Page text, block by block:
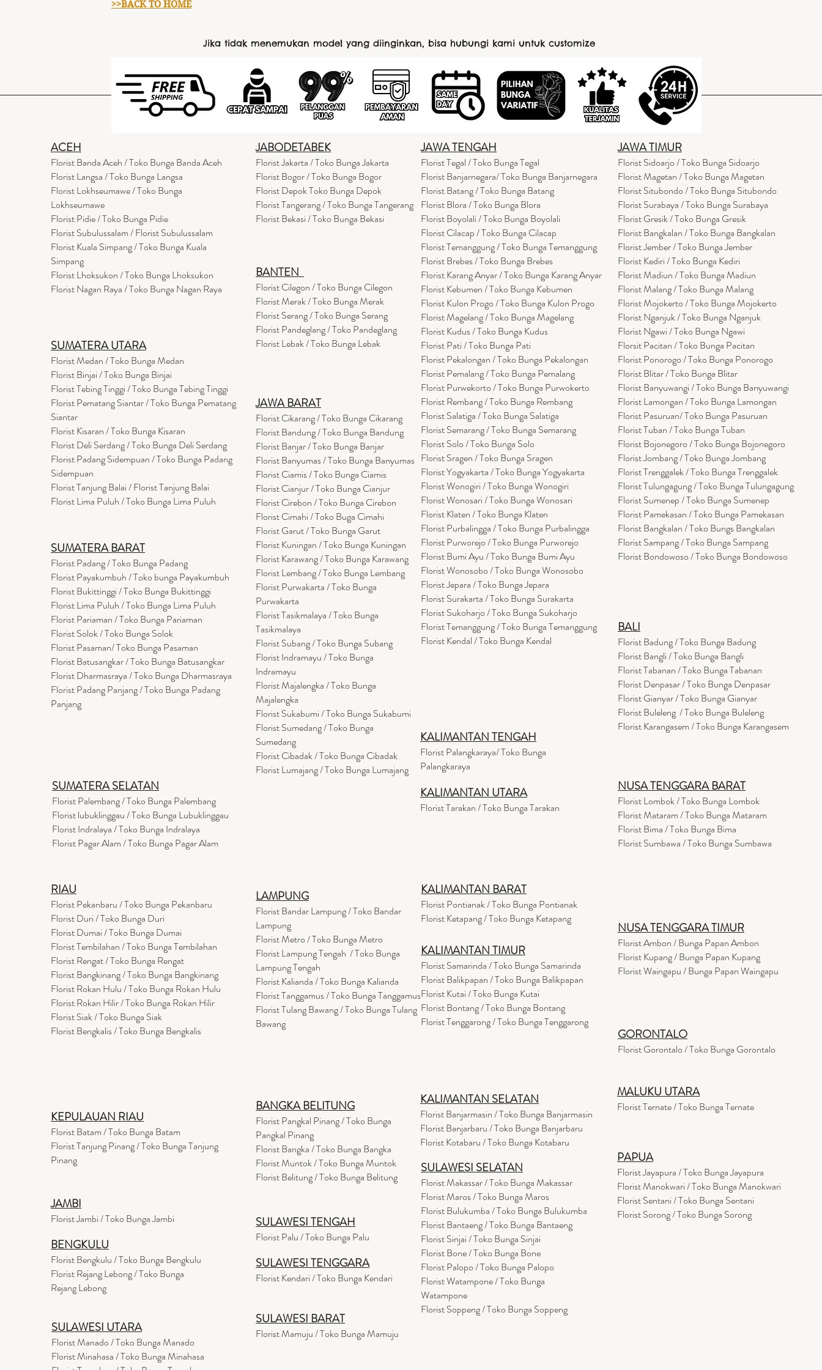
>>BACK TO HOME
Jika tidak menemukan model yang diinginkan, bisa hubungi kami untuk customize
ACEH
Florist Banda Aceh / Toko Bunga Banda Aceh
Florist Langsa / Toko Bunga Langsa
Florist Lokhseumawe / Toko Bunga
Lokhseumawe
Florist Pidie / Toko Bunga Pidie
Florist Subulussalam / Florist Subulussalam
Florist Kuala Simpang / Toko Bunga Kuala
Simpang
Florist Lhoksukon / Toko Bunga Lhoksukon
Florist Nagan Raya / Toko Bunga Nagan Raya
SUMATERA UTARA
Florist Medan / Toko Bunga Medan
Florist Binjai / Toko Bunga Binjai
Florist Tebing Tinggi / Toko Bunga Tebing Tinggi
Florist Pematang Siantar / Toko Bunga Pematang
Siantar
Florist Kisaran / Toko Bunga Kisaran
Florist Deli Serdang / Toko Bunga Deli Serdang
Florist Padang Sidempuan / Toko Bunga Padang
Sidempuan
Florist Tanjung Balai / Florist Tanjung Balai
Florist Lima Puluh / Toko Bunga Lima Puluh
SUMATERA BARAT
Florist Padang / Toko Bunga Padang
Florist Payakumbuh / Toko bunga Payakumbuh
Florist Bukittinggi / Toko Bunga Bukittinggi
Florist Lima Puluh / Toko Bunga Lima Puluh
Florist Pariaman / Toko Bunga Pariaman
Florist Solok / Toko Bunga Solok
Florist Pasaman/ Toko Bunga Pasaman
Florist Batusangkar / Toko Bunga Batusangkar
Florist Dharmasraya / Toko Bunga Dharmasraya
Florist Padang Panjang / Toko Bunga Padang
Panjang
SUMATERA SELATAN
Florist Palembang / Toko Bunga Palembang
Florist lubuklinggau / Toko Bunga Lubuklinggau
Florist Indralaya / Toko Bunga Indralaya
Florist Pagar Alam / Toko Bunga Pagar Alam
JABODETABEK
Florist Jakarta / Toko Bunga Jakarta
Florist Bogor / Toko Bunga Bogor
Florist Depok Toko Bunga Depok
Florist Tangerang / Toko Bunga Tangerang
Florist Bekasi / Toko Bunga Bekasi
BANTEN
Florist Cilegon / Toko Bunga Cilegon
Florist Merak / Toko Bunga Merak
Florist Serang / Toko Bunga Serang
Florist Pandeglang / Toko Pandeglang
Florist Lebak / Toko Bunga Lebak
JAWA BARAT
Florist Cikarang/ Toko Bunga Cikarang
Florist Bandung / Toko Bunga Bandung
Florist Banjar / Toko Bunga Banjar
Florist Banyumas / Toko Bunga Banyumas
Florist Ciamis / Toko Bunga Ciamis
Florist Cianjur / Toko Bunga Cianjur
Florist Cirebon / Toko Bunga Cirebon
Florist Cimahi / Toko Buga Cimahi
Florist Garut / Toko Bunga Garut
Florist Kuningan / Toko Bunga Kuningan
Florist Karawang / Toko Bunga Karawang
Florist Lembang / Toko Bunga Lembang
Florist Purwakarta / Toko Bunga
Purwakarta
Florist Tasikmalaya / Toko Bunga
Tasikmalaya
Florist Subang / Toko Bunga Subang
Florist Indramayu / Toko Bunga
Indramayu
Florist Majalengka / Toko Bunga
Majalengka
Florist Sukabumi / Toko Bunga Sukabumi
Florist Sumedang / Toko Bunga
Sumedang
Florist Cibadak / Toko Bunga Cibadak
Florist Lumajang / Toko Bunga Lumajang
JAWA TENGAH
Florist Tegal / Toko Bunga Tegal
Florist Banjarnegara/ Toko Bunga Banjarnegara
Florist Batang / Toko Bunga Batang
Florist Blora / Toko Bunga Blora
Florist Boyolali / Toko Bunga Boyolali
Florist Cilacap / Toko Bunga Cilacap
Florist Temanggung / Toko Bunga Temanggung
Florist Brebes / Toko Bunga Brebes
Florist Karang Anyar / Toko Bunga Karang Anyar
Florist Kebumen / Toko Bunga Kebumen
Florist Kulon Progo / Toko Bunga Kulon Progo
Florist Magelang / Toko Bunga Magelang
Florist Kudus / Toko Bunga Kudus
Florist Pati / Toko Bunga Pati
Florist Pekalongan / Toko Bunga Pekalongan
Florist Pemalang / Toko Bunga Pemalang
Florist Purwekorto / Toko Bunga Purwokerto
Florist Rembang / Toko Bunga Rembang
Florist Salatiga / Toko Bunga Salatiga
Florist Semarang / Toko Bunga Semarang
Florist Solo / Toko Bunga Solo
Florist Sragen / Toko Bunga Sragen
Florist Yogyakarta / Toko Bunga Yogyakarta
Florist Wonogiri / Toko Bunga Wonogiri
Florist Wonosari / Toko Bunga Wonosari
Florist Klaten / Toko Bunga Klaten
Florist Purbalingga / Toko Bunga Purbalingga
Florist Purworejo / Toko Bunga Purworejo
Florist Bumi Ayu / Toko Bunga Bumi Ayu
Florist Wonosobo / Toko Bunga Wonosobo
Florist Jepara / Toko Bunga Jepara
Florist Surakarta / Toko Bunga Surakarta
Florist Sukoharjo / Toko Bunga Sukoharjo
Florist Temanggung / Toko Bunga Temanggung
Florist Kendal / Toko Bunga Kendal
KALIMANTAN TENGAH
Florist Palangkaraya/ Toko Bunga
Palangkaraya
KALIMANTAN UTARA
Florist Tarakan / Toko Bunga Tarakan
JAWA TIMUR
Florist Sidoarjo / Toko Bunga Sidoarjo
Florist Magetan / Toko Bunga Magetan
Florist Situbondo / Toko Bunga Situbondo
Florist Surabaya / Toko Bunga Surabaya
Florist Gresik / Toko Bunga Gresik
FloristBangkalan / Toko Bunga Bangkalan
Florist Jember / Toko Bunga Jember
Florist Kediri / Toko Bunga Kediri
Florist Madiun / Toko Bunga Madiun
Florist Malang / Toko Bunga Malang
Florist Mojokerto / Toko Bunga Mojokerto
Florist Nganjuk / Toko Bunga Nganjuk
Florist Ngawi /Toko Bunga Ngawi
Florsit Pacitan / Toko Bunga Pacitan
Florist Ponorogo / Toko Bunga Ponorogo
Florist Blitar / Toko Bunga Blitar
Florist Banyuwangi / Toko Bunga Banyuwangi
Florist Lamongan / Toko Bunga Lamongan
Florist Pasuruan/ Toko Bunga Pasuruan
Florist Tuban / Toko Bunga Tuban
Florist Bojonegoro / Toko Bunga Bojonegoro
Florist Jombang / Toko Bunga Jombang
Florist Trenggalek / Toko Bunga Trenggalek
Florist Tulungagung / Toko Bunga Tulungagung
Florist Sumenep / Toko Bunga Sumenep
Florist Pamekasan / Toko Bunga Pamekasan
Florist Bangkalan / Toko Bungs Bangkalan
Florist Sampang / Toko Bunga Sampang
Florist Bondowoso / Toko Bunga Bondowoso
BALI
Florist Badung / Toko Bunga Badung
Florist Bangli / Toko Bunga Bangli
FloristTabanan/ Toko Bunga Tabanan
Florist Denpasar / Toko Bunga Denpasar
Florist Gianyar / Toko Bunga Gianyar
Florist Buleleng / Toko Bunga Buleleng
Florist Karangasem / Toko Bunga Karangasem
NUSA TENGGARA BARAT
Florist Lombok / Toko Bunga Lombok
FloristMataram/ Toko Bunga Mataram
Florist Bima / Toko Bunga Bima
Florist Sumbawa / Toko Bunga Sumbawa
RIAU
Florist Pekanbaru / Toko Bunga Pekanbaru
Florist Duri / Toko Bunga Duri
Florist Dumai / Toko Bunga Dumai
Florist Tembilahan / Toko Bunga Tembilahan
Florist Rengat / Toko Bunga Rengat
Florist Bangkinang / Toko Bunga Bangkinang
Florist Rokan Hulu / Toko Bunga Rokan Hulu
Florist Rokan Hilir / Toko Bunga Rokan Hilir
Florist Siak / Toko Bunga Siak
Florist Bengkalis / Toko Bunga Bengkalis
LAMPUNG
Florist Bandar Lampung / Toko Bandar
Lampung
Florist Metro / Toko Bunga Metro
Florist Lampung Tengah / Toko Bunga
Lampung Tengah
Florist Kalianda / Toko Bunga Kalianda
Florist Tanggamus / Toko Bunga Tanggamus
Florist Tulang Bawang / Toko Bunga Tulang
Bawang
KALIMANTAN BARAT
Florist Pontianak / Toko Bunga Pontianak
Florist Ketapang / Toko Bunga Ketapang
KALIMANTAN TIMUR
Florist Samarinda / Toko Bunga Samarinda
Florist Balikpapan / Toko Bunga Balikpapan
Florist Kutai / Toko Bunga Kutai
Florist Bontang / Toko Bunga Bontang
Florist Tenggarong / Toko Bunga Tenggarong
NUSA TENGGARA TIMUR
Florist Ambon / Bunga Papan Ambon
Florist Kupang / Bunga Papan Kupang
Florist Waingapu / Bunga Papan Waingapu
GORONTALO
Florist Gorontalo / Toko Bunga Gorontalo
KEPULAUAN RIAU
Florist Batam / Toko Bunga Batam
Florist Tanjung Pinang / Toko Bunga Tanjung
Pinang
JAMBI
Florist Jambi / Toko Bunga Jambi
BENGKULU
Florist Bengkulu / Toko Bunga Bengkulu
Florist Rejang Lebong / Toko Bunga
Rejang Lebong
SULAWESI UTARA
Florist Manado / Toko Bunga Manado
Florist Minahasa / Toko Bunga Minahasa
KALIMANTAN SELATAN
Florist Banjarmasin/ Toko Bunga Banjarmasin
Florist Banjarbaru / Toko Bunga Banjarbaru
Florist Kotabaru / Toko Bunga Kotabaru
BANGKA BELITUNG
Florist Pangkal Pinang / Toko Bunga
Pangkal Pinang
Florist Bangka / Toko Bunga Bangka
Florist Muntok / Toko Bunga Muntok
Florist Belitung / Toko Bunga Belitung
SULAWESI TENGAH
Florist Palu / Toko Bunga Palu
SULAWESI TENGGARA
Florist Kendari / Toko Bunga Kendari
SULAWESI SELATAN
Florist Makassar / Toko Bunga Makassar
Florist Maros / Toko Bunga Maros
Florist Bulukumba / Toko Bunga Bulukumba
Florist Bantaeng / Toko Bunga Bantaeng
Florist Sinjai / Toko Bunga Sinjai
Florist Bone / Toko Bunga Bone
Florist Palopo / Toko Bunga Palopo
Florist Watampone / Toko Bunga
Watampone
Florist Soppeng / Toko Bunga Soppeng
SULAWESI BARAT
Florist Mamuju / Toko Bunga Mamuju
MALUKU UTARA
Florist Ternate / Toko Bunga Ternate
PAPUA
Florist Jayapura / Toko Bunga Jayapura
Florist Manokwari / Toko Bunga Manokwari
Florist Sentani / Toko Bunga Sentani
Florist Sorong / Toko Bunga Sorong